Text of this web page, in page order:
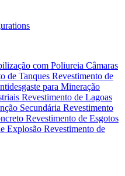
com Poliureia Câmaras
de Tanques Revestimento de
para Mineração
Revestimento de Lagoas
Secundária Revestimento
Revestimento de Esgotos
Explosão Revestimento de